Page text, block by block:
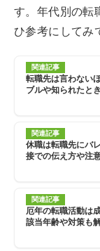
す。年代別の転
ひ参考にしてみ
関連記事
転職先は言わない
ブルや知られたと
関連記事
休職は転職先にバ
接での伝え方や注
関連記事
厄年の転職活動は
該当年齢や対策も